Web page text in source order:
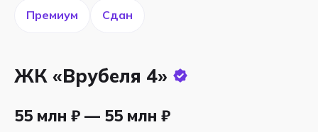
ЖК «Врубеля 4»
55 млн ₽ — 55 млн ₽
Премиум Сдан